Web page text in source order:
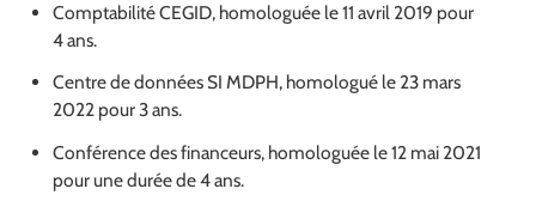
Comptabilité CEGID, homologuée le 11 avril 2019 pour
4 ans.
Centre de données SI MDPH, homologué le 23 mars
2022 pour 3 ans.
Conférence des financeurs, homologuée le 12 mai 2021
pour une durée de 4 ans.